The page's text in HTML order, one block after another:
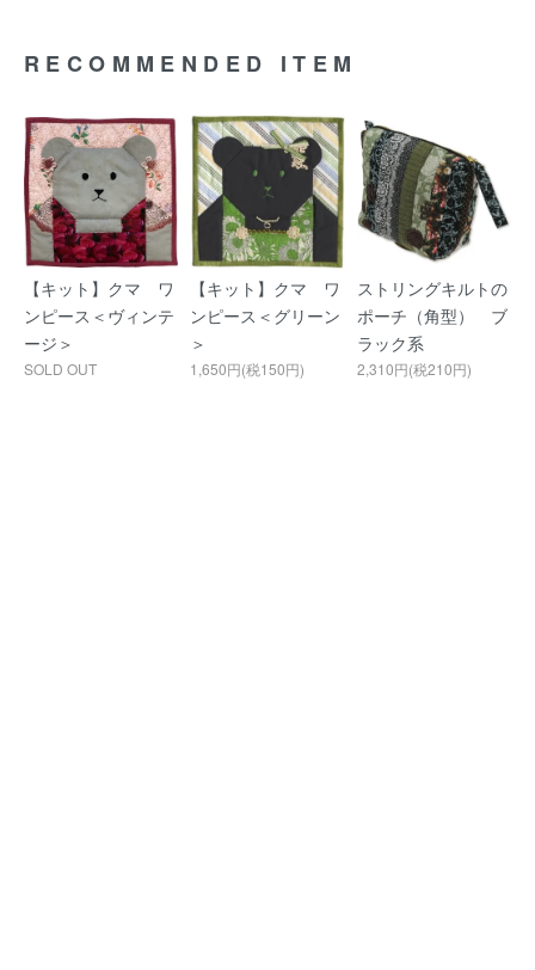
RECOMMENDED ITEM
【キット】クマ ワ
ンピース＜ヴィンテ
ージ＞
SOLD OUT
【キット】クマ ワ
ンピース＜グリーン
＞
1,650円(税150円)
ストリングキルトの
ポーチ（角型） ブ
ラック系
2,310円(税210円)